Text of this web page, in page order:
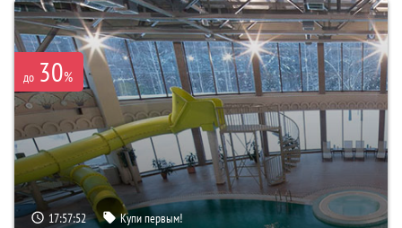
до 30%
17:57:51 Купи первым!